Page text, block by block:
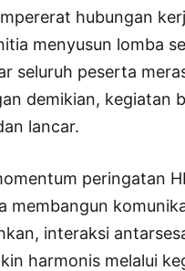
hubungan
menyusun lomba
seluruh peserta
demikian, kegiatan
lancar.
peringatan
membangun
interaksi
harmonis melalui